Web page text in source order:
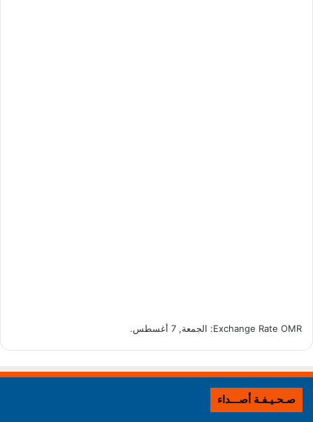
Exchange Rate OMR : الجمعة, 7 أغسطس.
صـحـيـفـة أصـــداء